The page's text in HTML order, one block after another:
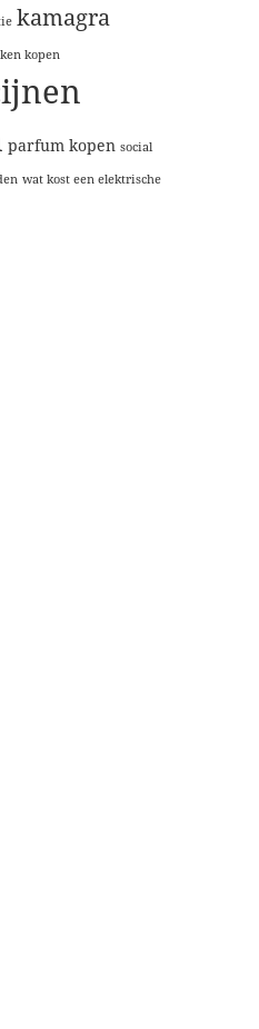
kamagra
kopen
parfum kopen social
wat kost een elektrische